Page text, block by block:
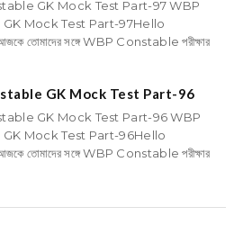
GK Mock Test Part-97 WBP
Mock Test Part-97Hello
তোমাদের সঙ্গে WBP Constable পরীক্ষার
GK Mock Test Part-96
GK Mock Test Part-96 WBP
Mock Test Part-96Hello
তোমাদের সঙ্গে WBP Constable পরীক্ষার